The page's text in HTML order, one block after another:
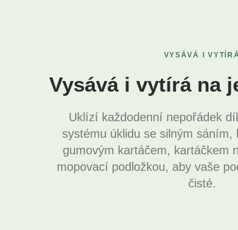
VYSÁVÁ I
Vysává i vytírá na
Uklízí každodenní nepořádek
systému úklidu se silným sáním,
gumovým kartáčem, kartáčkem
mopovací podložkou, aby vaše
čisté.